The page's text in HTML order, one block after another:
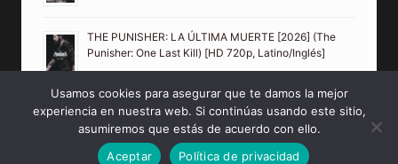
THE PUNISHER: LA ÚLTIMA MUERTE [2026] (The
Punisher: One Last Kill) [HD 720p, Latino/Inglés]
WONDER MAN Temporada 1 [2026] [HD 720p,
Latino/Inglés]
Usamos cookies para asegurar que te damos la mejor
experiencia en nuestra web. Si continúas usando este sitio,
asumiremos que estás de acuerdo con ello.
Aceptar
Política de privacidad